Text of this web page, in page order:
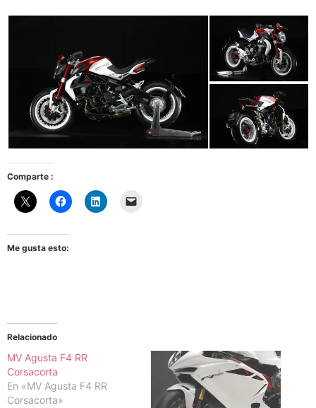
Comparte :
Me gusta esto:
Relacionado
MV Agusta F4 RR
Corsacorta
En «MV Agusta F4 RR
Corsacorta»